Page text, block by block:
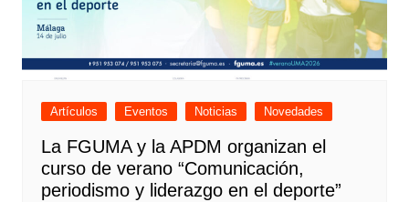
Artículos Eventos Noticias Novedades
La FGUMA y la APDM organizan el
curso de verano “Comunicación,
periodismo y liderazgo en el deporte”